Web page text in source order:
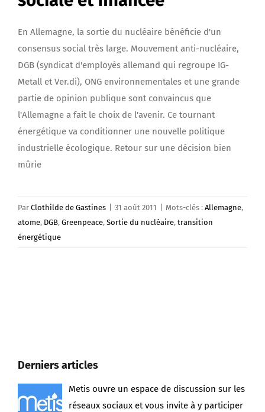
En Allemagne, la sortie du nucléaire bénéficie d'un
consensus social très large. Mouvement anti-nucléaire,
DGB (syndicat d'employés allemand qui regroupe IG-
Metall et Ver.di), ONG environnementales et une grande
partie de opinion publique sont convaincus que
l'Allemagne a fait le choix de l'avenir. Ce tournant
énergétique va conditionner une nouvelle politique
industrielle écologique. Retour sur une décision bien
mûrie
Par Clothilde de Gastines 31 août 2011 Mots-clés : Allemagne,
atome, DGB, Greenpeace, Sortie du nucléaire, transition
énergétique
Derniers articles
Metis ouvre un espace de discussion sur les
réseaux sociaux et vous invite à y participer